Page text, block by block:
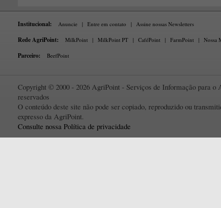
Institucional: Anuncie | Entre em contato | Assine nossas Newsletters
Rede AgriPoint: MilkPoint | MilkPoint PT | CaféPoint | FarmPoint | Nossa
Parceiro: BeefPoint
Copyright © 2000 - 2026 AgriPoint - Serviços de Informação para o
reservados
O conteúdo deste site não pode ser copiado, reproduzido ou
expresso da AgriPoint.
Consulte nossa Política de privacidade